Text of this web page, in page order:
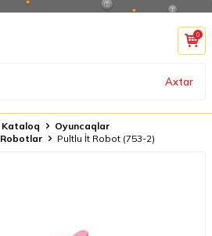
Axtar
0
Kataloq
Oyuncaqlar
Robotlar Pultlu İt Robot (753-2)